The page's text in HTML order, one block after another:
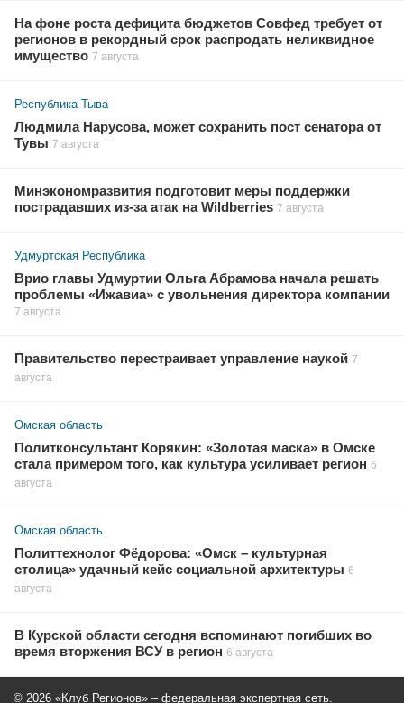
На фоне роста дефицита бюджетов Совфед требует от
регионов в рекордный срок распродать неликвидное
имущество 7 августа
Республика Тыва
Людмила Нарусова, может сохранить пост сенатора от
Тувы 7 августа
Минэкономразвития подготовит меры поддержки
пострадавших из-за атак на Wildberries 7 августа
Удмуртская Республика
Врио главы Удмуртии Ольга Абрамова начала решать
проблемы «Ижавиа» с увольнения директора компании
7 августа
Правительство перестраивает управление наукой 7
августа
Омская область
Политконсультант Корякин: «Золотая маска» в Омске
стала примером того, как культура усиливает регион 6
августа
Омская область
Политтехнолог Фёдорова: «Омск – культурная
столица» удачный кейс социальной архитектуры 6
августа
В Курской области сегодня вспоминают погибших во
время вторжения ВСУ в регион 6 августа
© 2026 «Клуб Регионов» – федеральная экспертная сеть.